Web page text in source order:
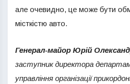
але очевидно, це може бути
місткістю авто.
Генерал-майор Юрій
заступник директора
управління організації